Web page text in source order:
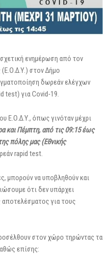
ενημέρωση από τον
(Ε.Ο.Δ.Υ.) στον Δήμο
δωρεάν ελέγχων
test) για Covid-19.
Ε.Ο.Δ.Υ., όπως γινόταν μέχρι
και Πέμπτη, από τις 09:15 έως
πόλης μας (Εθνικής
rapid test.
μπορούν να υποβληθούν και
ότι δεν υπάρχει
για τους
στον χώρο τηρώντας τα
επίσης: